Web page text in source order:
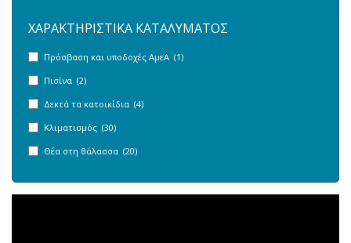
ΧΑΡΑΚΤΗΡΙΣΤΙΚΑ ΚΑΤΑΛΥΜΑΤΟΣ
Πρόσβαση και υποδοχές ΑμεΑ (1)
Πισίνα (2)
Δεκτά τα κατοικίδια (4)
Κλιματισμός (30)
Θέα στη θάλασσα (20)